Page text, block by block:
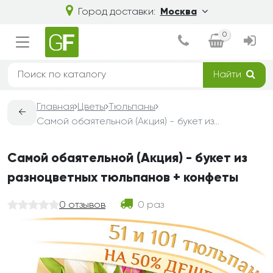
Город доставки: Москва
0
Найти
←
Главная Цветы
Тюльпаны
Самой обаятельной (Акция) - букет из разноцветных тюльпанов + конфеты
Самой обаятельной (Акция) - букет из
разноцветных тюльпанов + конфеты
0 отзывов 0 раз